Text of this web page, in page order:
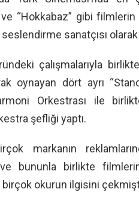
ve “Hokkabaz” gibi
sanatçısı olarak
çalışmalarıyla
oynayan dört ayrı
Orkestrası ile
şefliği yaptı.
markanın
bununla birlikte
okurun ilgisini